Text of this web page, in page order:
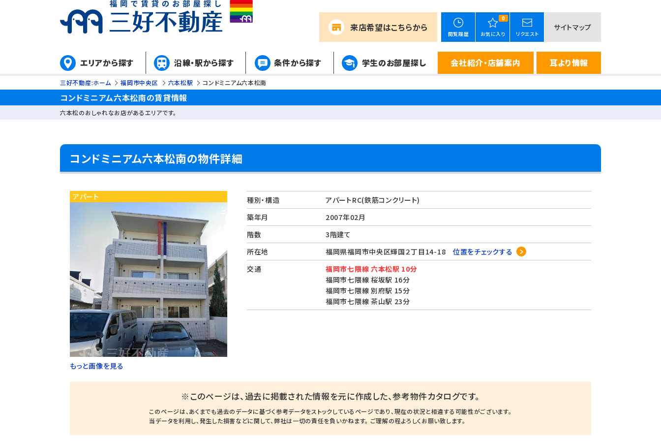
来店希望はこちらから
閲覧履歴
0
お気に入り リクエスト
サイトマップ
エリアから探す 沿線・駅から探す 条件から探す 学生のお部屋探し 会社紹介・店舗案内 耳より情報
三好不動産:ホーム 福岡市中央区 六本松駅 コンドミニアム六本松南
コンドミニアム六本松南の賃貸情報
六本松のおしゃれなお店があるエリアです。
コンドミニアム六本松南の物件詳細
アパート
もっと画像を見る
種別・構造
アパートRC(鉄筋コンクリート)
築年月
2007年02月
階数
3階建て
所在地
福岡県福岡市中央区輝国２丁目14-18 位置をチェックする
交通
福岡市七隈線 六本松駅 10分
福岡市七隈線 桜坂駅 16分
福岡市七隈線 別府駅 15分
福岡市七隈線 茶山駅 23分
※このページは、過去に掲載された情報を元に作成した、参考物件カタログです。
このページは、あくまでも過去のデータに基づく参考データをストックしているページであり、現在の状況と相違する可能性がございます。
当データを利用し、発生した損害などに関して、弊社は一切の責任を負いかねます。 ご理解の程よろしくお願い致します。